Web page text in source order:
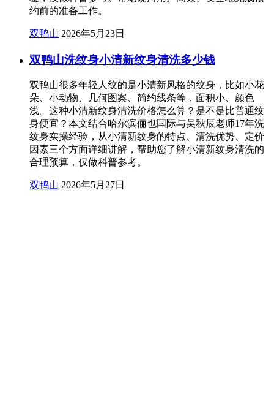
约前的准备工作。
双鸭山 2026年5月23日
双鸭山洗纹身小清新纹身清洗多少钱
双鸭山很多年轻人纹的是小清新风格的纹身，比如小花
朵、小动物、几何图案、简约线条等，面积小、颜色
浅。这种小清新纹身清洗价格怎么算？是不是比普通纹
身便宜？本文结合哈尔滨俪也国际与吴秋辰老师17年洗
纹身实操经验，从小清新纹身的特点、清洗优势、定价
因素三个方面详细讲解，帮助您了解小清新纹身清洗的
合理预算，仅做科普参考。
双鸭山 2026年5月27日